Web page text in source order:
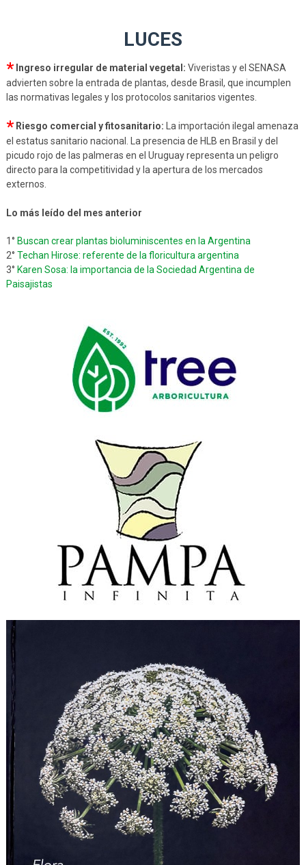
LUCES
* Ingreso irregular de material vegetal: Viveristas y el SENASA
advierten sobre la entrada de plantas, desde Brasil, que incumplen
las normativas legales y los protocolos sanitarios vigentes.
* Riesgo comercial y fitosanitario: La importación ilegal amenaza
el estatus sanitario nacional. La presencia de HLB en Brasil y del
picudo rojo de las palmeras en el Uruguay representa un peligro
directo para la competitividad y la apertura de los mercados
externos.
Lo más leído del mes anterior
1° Buscan crear plantas bioluminiscentes en la Argentina
2° Techan Hirose: referente de la floricultura argentina
3° Karen Sosa: la importancia de la Sociedad Argentina de
Paisajistas